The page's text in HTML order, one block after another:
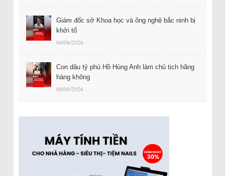
Giám đốc sở Khoa học và ông nghệ bắc ninh bị
khởi tố
06/08/2026
Con dâu tỷ phú Hồ Hùng Anh làm chủ tịch hãng
hàng không
06/08/2026